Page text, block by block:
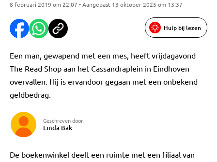
8 februari 2019 om 22:07 • Aangepast 13 oktober 2025 om 13:37
Hulp bij lezen
Een man, gewapend met een mes, heeft vrijdagavond
The Read Shop aan het Cassandraplein in Eindhoven
overvallen. Hij is ervandoor gegaan met een onbekend
geldbedrag.
Geschreven door
Linda Bak
De boekenwinkel deelt een ruimte met een filiaal van